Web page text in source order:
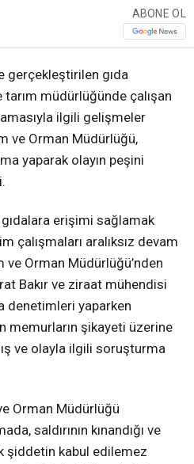
ABONE OL
gerçekleştirilen gıda
tarım müdürlüğünde çalışan
ilgili gelişmeler
ve Orman Müdürlüğü,
yaparak olayın peşini
erişimi sağlamak
çalışmaları aralıksız devam
ve Orman Müdürlüğü’nden
Bakır ve ziraat mühendisi
denetimleri yaparken
memurların şikayeti üzerine
ve olayla ilgili soruşturma
Orman Müdürlüğü
saldırının kınandığı ve
şiddetin kabul edilemez